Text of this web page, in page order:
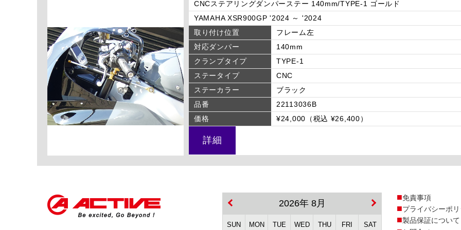
CNCステアリングダンパーステー 140mm/TYPE-1 ゴールド
YAMAHA XSR900GP '2024 ～ '2024
取り付け位置
フレーム左
対応ダンパー
140mm
クランプタイプ
TYPE-1
ステータイプ
CNC
ステーカラー
ブラック
品番
22113036B
価格
¥24,000（税込 ¥26,400）
詳細
2026年 8月
SUN MON TUE WED THU FRI SAT
免責事項
プライバシーポ
製品保証について